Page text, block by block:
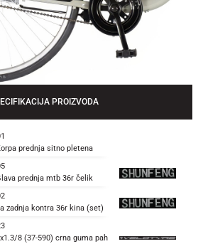
PROIZVODA
prednja sitno pletena
prednja mtb 36r čelik
zadnja kontra 36r kina (set)
8 (37-590) crna guma pah